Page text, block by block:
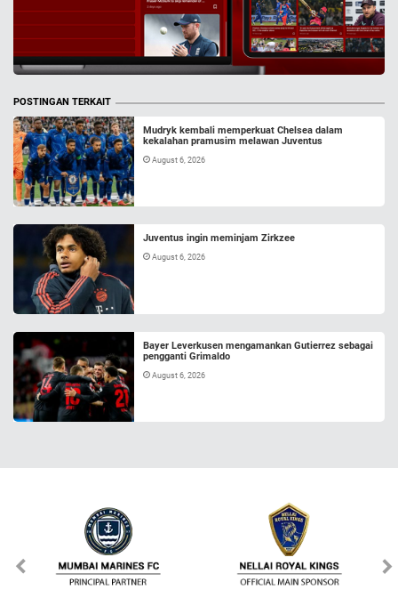
POSTINGAN TERKAIT
Mudryk kembali memperkuat Chelsea dalam
kekalahan pramusim melawan Juventus
August 6, 2026
Juventus ingin meminjam Zirkzee
August 6, 2026
Bayer Leverkusen mengamankan Gutierrez sebagai
pengganti Grimaldo
August 6, 2026